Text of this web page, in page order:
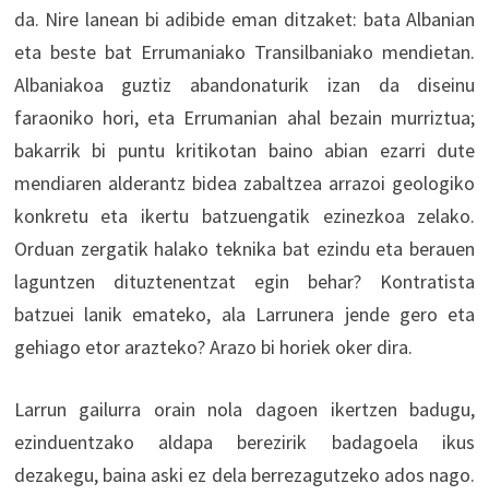
da. Nire lanean bi adibide eman ditzaket: bata Albanian
eta beste bat Errumaniako Transilbaniako mendietan.
Albaniakoa guztiz abandonaturik izan da diseinu
faraoniko hori, eta Errumanian ahal bezain murriztua;
bakarrik bi puntu kritikotan baino abian ezarri dute
mendiaren alderantz bidea zabaltzea arrazoi geologiko
konkretu eta ikertu batzuengatik ezinezkoa zelako.
Orduan zergatik halako teknika bat ezindu eta berauen
laguntzen dituztenentzat egin behar? Kontratista
batzuei lanik emateko, ala Larrunera jende gero eta
gehiago etor arazteko? Arazo bi horiek oker dira.
Larrun gailurra orain nola dagoen ikertzen badugu,
ezinduentzako aldapa berezirik badagoela ikus
dezakegu, baina aski ez dela berrezagutzeko ados nago.